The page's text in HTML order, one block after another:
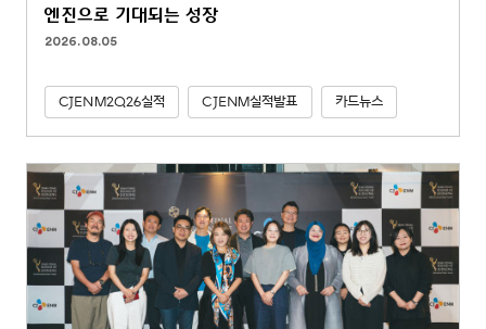
엔진으로 기대되는 성장
2026.08.05
CJENM2Q26실적 CJENM실적발표 카드뉴스